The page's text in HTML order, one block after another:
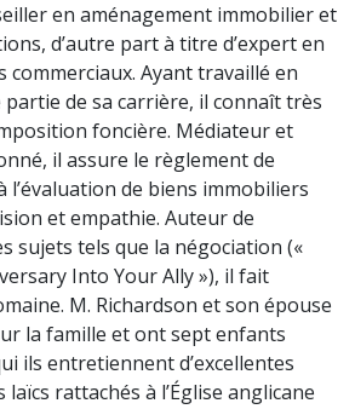
en aménagement immobilier et
d’autre part à titre d’expert en
commerciaux. Ayant travaillé en
de sa carrière, il connaît très
foncière. Médiateur et
il assure le règlement de
de biens immobiliers
et empathie. Auteur de
sujets tels que la négociation («
Into Your Ally »), il fait
M. Richardson et son épouse
la famille et ont sept enfants
ils entretiennent d’excellentes
rattachés à l’Église anglicane